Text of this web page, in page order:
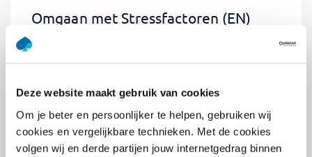
Deze website maakt gebruik van cookies
Om je beter en persoonlijker te helpen, gebruiken wij
cookies en vergelijkbare technieken. Met de cookies
volgen wij en derde partijen jouw internetgedrag binnen
Omgaan met Stressfactoren (EN)
0.5dag
€400,-
Inschrijven